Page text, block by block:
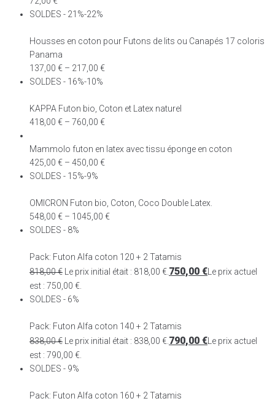
SOLDES - 21%-22%
Housses en coton pour Futons de lits ou Canapés 17 coloris
Panama
137,00 € – 217,00 €
SOLDES - 16%-10%
KAPPA Futon bio, Coton et Latex naturel
418,00 € – 760,00 €
Mammolo futon en latex avec tissu éponge en coton
425,00 € – 450,00 €
SOLDES - 15%-9%
OMICRON Futon bio, Coton, Coco Double Latex.
548,00 € – 1045,00 €
SOLDES - 8%
Pack: Futon Alfa coton 120 + 2 Tatamis
818,00€ Le prix initial était : 818,00 €. 750,00 € Le prix actuel
est : 750,00 €.
SOLDES - 6%
Pack: Futon Alfa coton 140 + 2 Tatamis
838,00€ Le prix initial était : 838,00 €. 790,00 € Le prix actuel
est : 790,00 €.
SOLDES - 9%
Pack: Futon Alfa coton 160 + 2 Tatamis